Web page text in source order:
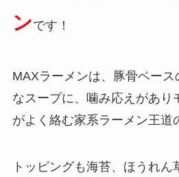
ンです！
MAXラーメンは、豚骨ベー
なスープに、噛み応えがあり
がよく絡む家系ラーメン王道
トッピングも海苔、ほうれん